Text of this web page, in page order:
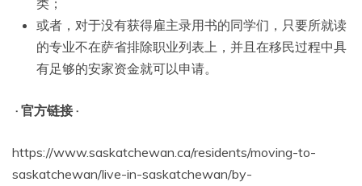
或者，对于没有获得雇主录用书的同学们，只要所就读
的专业不在萨省排除职业列表上，并且在移民过程中具
有足够的安家资金就可以申请。
· 官方链接 ·
https://www.saskatchewan.ca/residents/moving-to-
saskatchewan/live-in-saskatchewan/by-